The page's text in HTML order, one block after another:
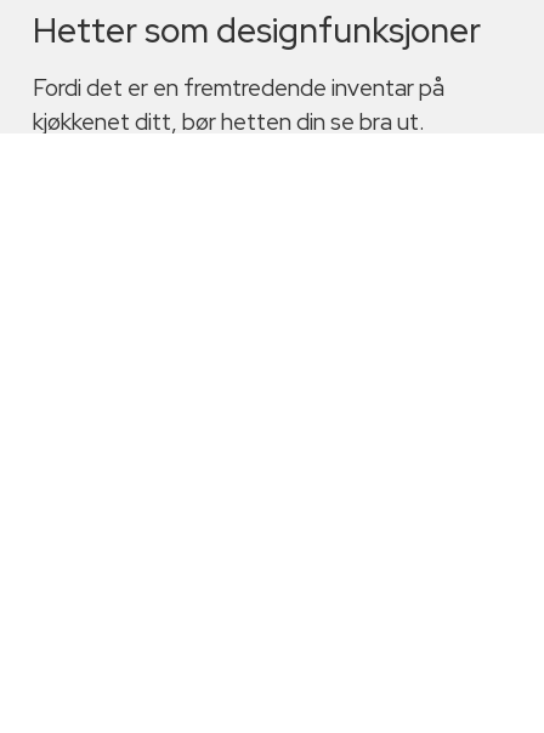
Hetter som designfunksjoner
Fordi det er en fremtredende inventar på
kjøkkenet ditt, bør hetten din se bra ut.